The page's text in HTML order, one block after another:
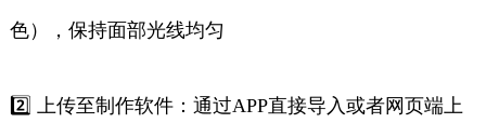
色），保持面部光线均匀
2️⃣ 上传至制作软件：通过APP直接导入或者网页端上